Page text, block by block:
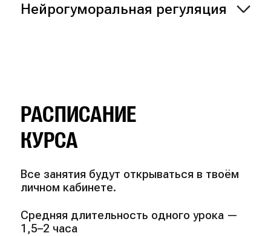
Нейрогуморальная регуляция
РАСПИСАНИЕ
КУРСА
Все занятия будут открываться в твоём
личном кабинете.
Средняя длительность одного урока —
1,5–2 часа